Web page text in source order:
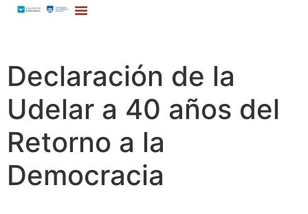
Declaración de la
Udelar a 40 años del
Retorno a la
Democracia